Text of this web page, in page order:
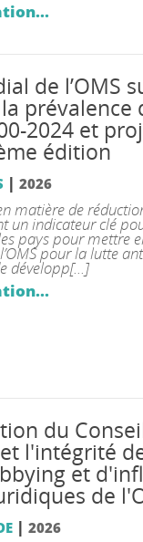
de l’OMS
prévalence
2024 et
édition
| 2026
matière de
un indicateur clé
pays pour mettre
pour la lutte
développ[...]
du
l'intégrité
et
de
| 2026